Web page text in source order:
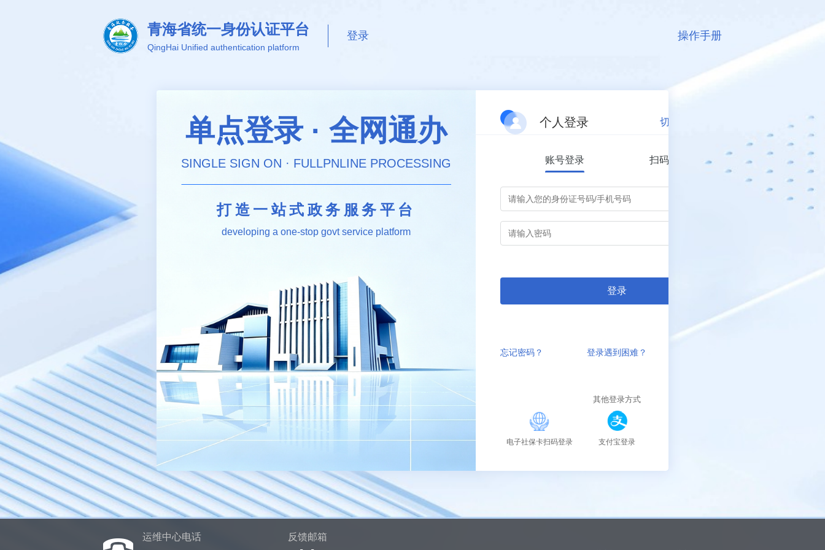
青海省统一身份认证平台
QingHai Unified authentication platform
登录 操作手册
单点登录 · 全网通办
SINGLE SIGN ON · FULLPNLINE PROCESSING
打造一站式政务服务平台
developing a one-stop govt service platform
个人登录
账号登录 扫码登录
登录
忘记密码？ 登录遇到困难？
其他登录方式
电子社保卡扫码登录 支付宝登录
运维中心电话 反馈邮箱